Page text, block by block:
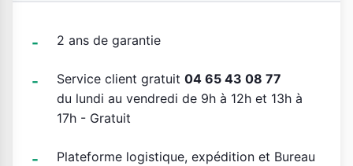
2 ans de garantie
Service client gratuit 04 65 43 08 77
du lundi au vendredi de 9h à 12h et 13h à
17h - Gratuit
Plateforme logistique, expédition et Bureau